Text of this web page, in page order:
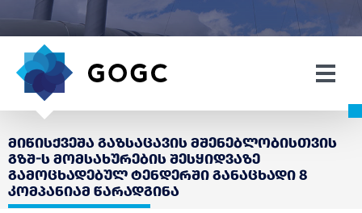
მიწისქვეშა გაზსაცავის მშენებლობისთვის
გზშ-ს მომსახურების შესყიდვაზე
გამოცხადებულ ტენდერში განაცხადი 8
კომპანიამ წარადგინა